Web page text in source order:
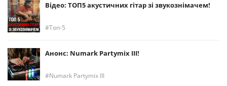
Відео: ТОП5 акустичних гітар зі звукознімачем!
Топ-5
Анонс: Numark Partymix III!
Numark Partymix III